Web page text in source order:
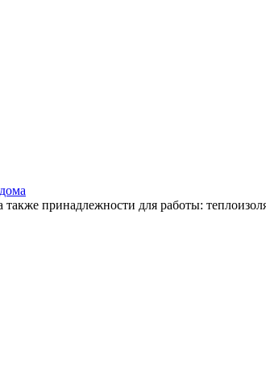
также принадлежности для работы: